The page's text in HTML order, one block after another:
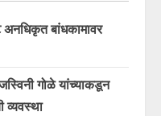
बांधकामावर
गोळे यांच्याकडून
व्यवस्था